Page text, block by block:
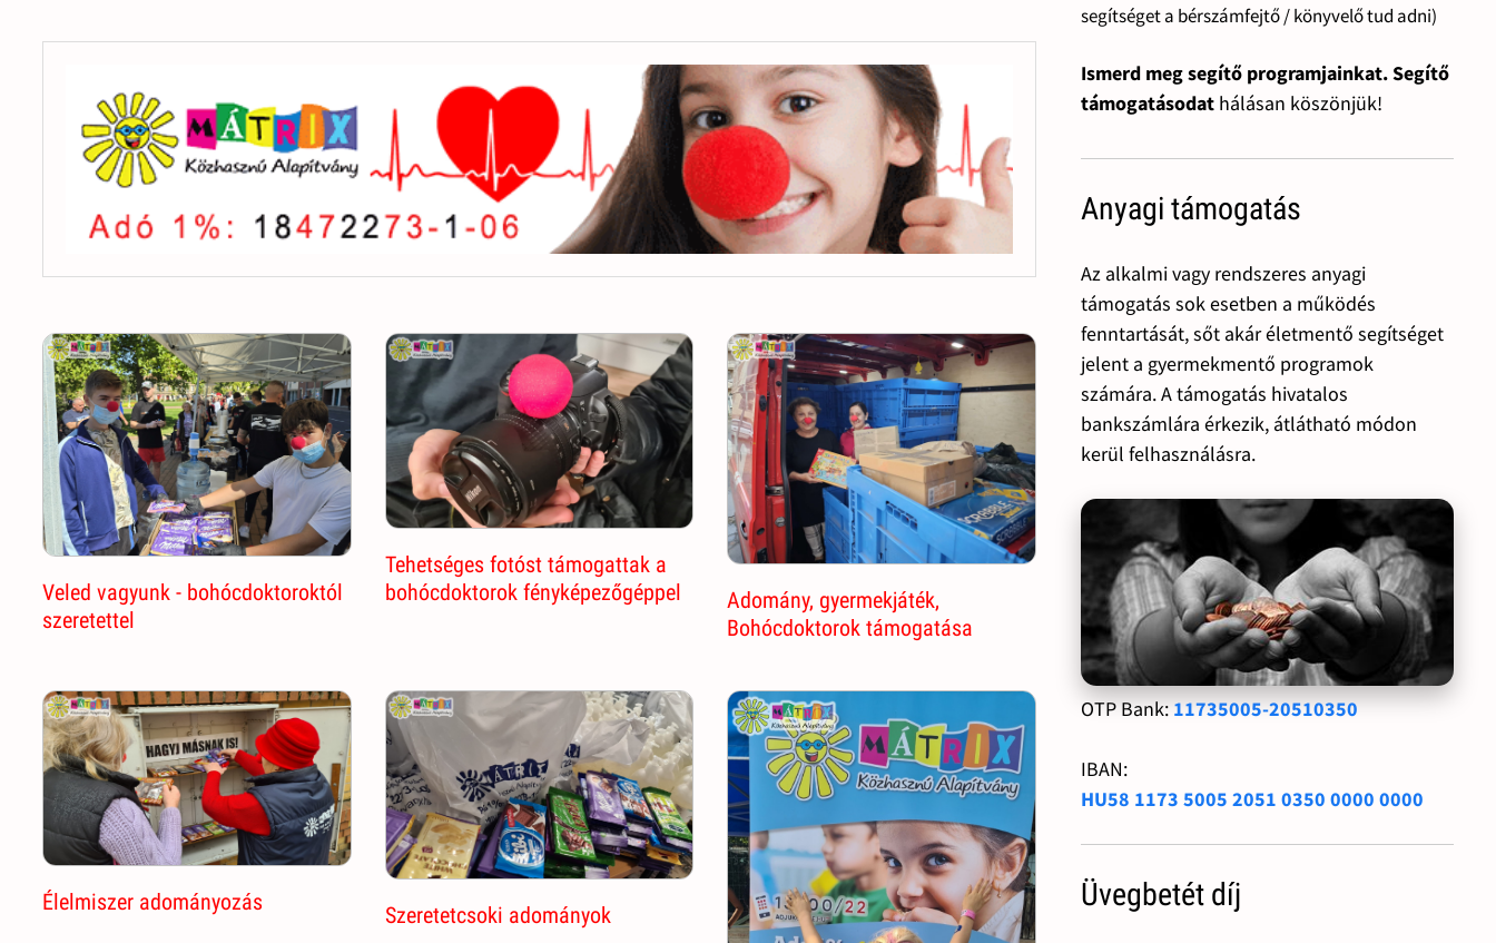
Veled vagyunk - bohócdoktoroktól
szeretettel
Tehetséges fotóst támogattak a
bohócdoktorok fényképezőgéppel
Adomány, gyermekjáték,
Bohócdoktorok támogatása
Élelmiszer adományozás
Szeretetcsoki adományok
segítséget a bérszámfejtő / könyvelő tud adni)
Ismerd meg segítő programjainkat. Segítő
támogatásodat hálásan köszönjük!
Anyagi támogatás
Az alkalmi vagy rendszeres anyagi
támogatás sok esetben a működés
fenntartását, sőt akár életmentő segítséget
jelent a gyermekmentő programok
számára. A támogatás hivatalos
bankszámlára érkezik, átlátható módon
kerül felhasználásra.
OTP Bank: 11735005-20510350
IBAN:
HU58 1173 5005 2051 0350 0000 0000
Üvegbetét díj